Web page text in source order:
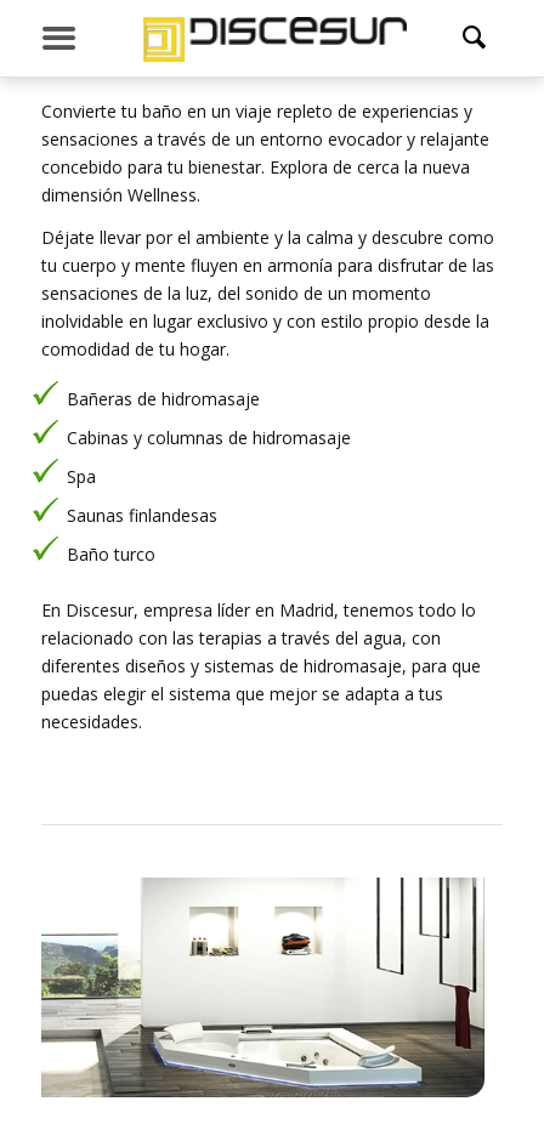
HIDROMASAJE
Convierte tu baño en un viaje repleto de experiencias y
sensaciones a través de un entorno evocador y relajante
concebido para tu bienestar. Explora de cerca la nueva
dimensión Wellness.
Déjate llevar por el ambiente y la calma y descubre como
tu cuerpo y mente fluyen en armonía para disfrutar de las
sensaciones de la luz, del sonido de un momento
inolvidable en lugar exclusivo y con estilo propio desde la
comodidad de tu hogar.
Bañeras de hidromasaje
Cabinas y columnas de hidromasaje
Spa
Saunas finlandesas
Baño turco
En Discesur, empresa líder en Madrid, tenemos todo lo
relacionado con las terapias a través del agua, con
diferentes diseños y sistemas de hidromasaje, para que
puedas elegir el sistema que mejor se adapta a tus
necesidades.